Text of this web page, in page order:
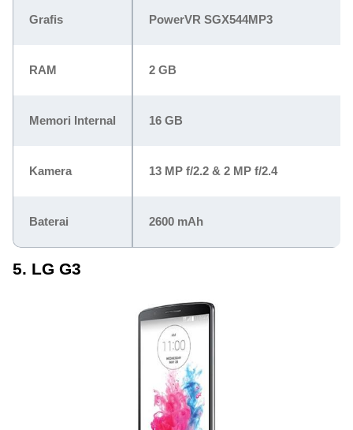
Grafis PowerVR SGX544MP3
RAM 2 GB
Memori Internal 16 GB
Kamera 13 MP f/2.2 & 2 MP f/2.4
Baterai 2600 mAh
5. LG G3